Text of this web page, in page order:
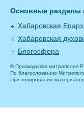
Основные разделы
Хабаровская
Хабаровская
Блогосфера
© Приамурская митрополия
По благословению
При копировании